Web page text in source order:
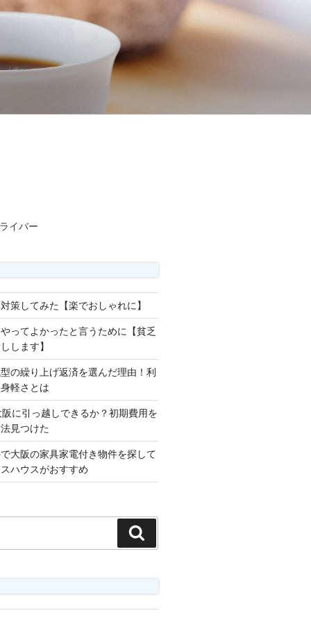
イバー
策してみた【楽でおしゃれに】
ってよかったと言うために【貧乏
します】
の繰り上げ返済を選んだ理由！利
軽さとは
に引っ越しできるか？初期費用を
見つけた
大阪の家具家電付き物件を探して
ハウスがおすすめ
索